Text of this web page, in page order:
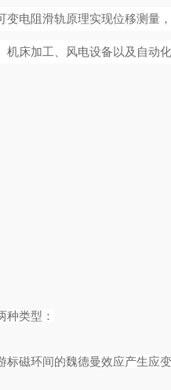
变电阻滑轨原理实现位移测量
机床加工、风电设备以及自动
种类型：
标磁环间的魏德曼效应产生应